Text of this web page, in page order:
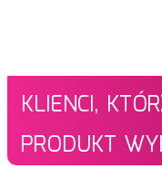
KLIENCI,
PRODUKT